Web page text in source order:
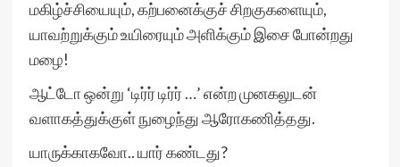
மகிழ்ச்சியையும், கற்பனைக்குச் சிறகுகளையும்,
யாவற்றுக்கும் உயிரையும் அளிக்கும் இசை போன்றது
மழை!
ஆட்டோ ஒன்று ‘டிர்ர் டிர்ர் …’ என்ற முனகலுடன்
வளாகத்துக்குள் நுழைந்து ஆரோகணித்தது.
யாருக்காகவோ.. யார் கண்டது?